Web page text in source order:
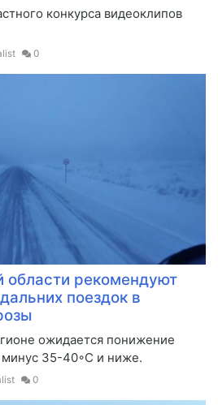
конкурса видеоклипов
0
рекомендуют
поездок в
ожидается понижение
минус 35-40◦С и ниже.
0